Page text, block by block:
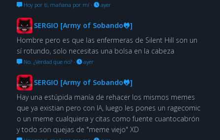
Hoy por ti, mañana por mí· ayer
SERGIO [Army of Sobando🐸]
Hombre pero es que las enfermeras de Silent Hill son un
sí rotundo, solo necesitas una bolsa en la cabeza
No. ¿Verdad que no?· ayer
SERGIO [Army of Sobando🐸]
Hay una estúpida manía de rehacer los mismos memes
que ya existian pero con IA, luego les pones un ragecomic
o un meme cualquiera y citas como fuente cuantocabrón
y todo son quejas de "meme viejo" XD